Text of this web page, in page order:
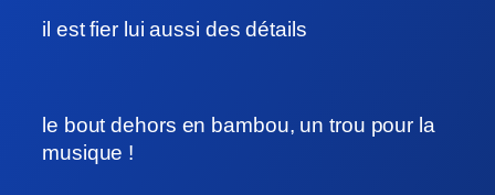
il est fier lui aussi des détails
le bout dehors en bambou, un trou pour la
musique !